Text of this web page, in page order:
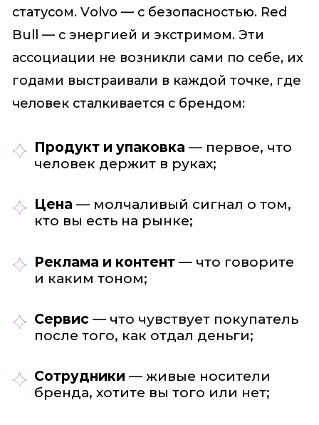
статусом. Volvo — с безопасностью. Red
Bull — с энергией и экстримом. Эти
ассоциации не возникли сами по себе, их
годами выстраивали в каждой точке, где
человек сталкивается с брендом:
Продукт и упаковка — первое, что
человек держит в руках;
Цена — молчаливый сигнал о том,
кто вы есть на рынке;
Реклама и контент — что говорите
и каким тоном;
Сервис — что чувствует покупатель
после того, как отдал деньги;
Сотрудники — живые носители
бренда, хотите вы того или нет;